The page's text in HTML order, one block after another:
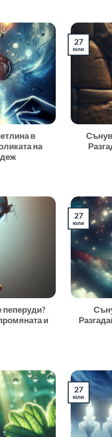
в
на
27
юли
и
27
юли
27
юли